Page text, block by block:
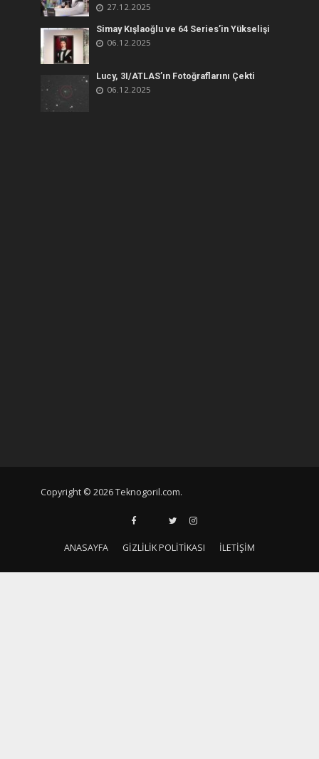
27.12.2025
Simay Kışlaoğlu ve 64 Series’in Yükselişi
06.12.2025
Lucy, 3I/ATLAS’ın Fotoğraflarını Çekti
06.12.2025
Copyright © 2026 Teknogoril.com.
ANASAYFA GIZLILIK POLITIKASI İLETIŞIM